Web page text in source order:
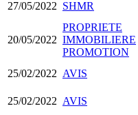
27/05/2022 SHMR
20/05/2022
PROPRIETE
IMMOBILIERE
PROMOTION
25/02/2022 AVIS
25/02/2022 AVIS